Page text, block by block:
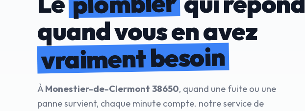
quand vous en avez
vraiment besoin
ÀMonestier-de-Clermont 38650, quand une fuite ou une
panne survient, chaque minute compte. notre service de